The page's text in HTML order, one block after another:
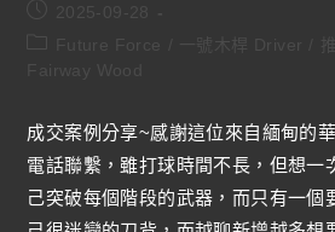
2025-09-28
成交案例分享~感謝這位來自緬甸的
電話聯繫，雖打球時間不長，但想一
己突破每個階段的武器，而只有一個